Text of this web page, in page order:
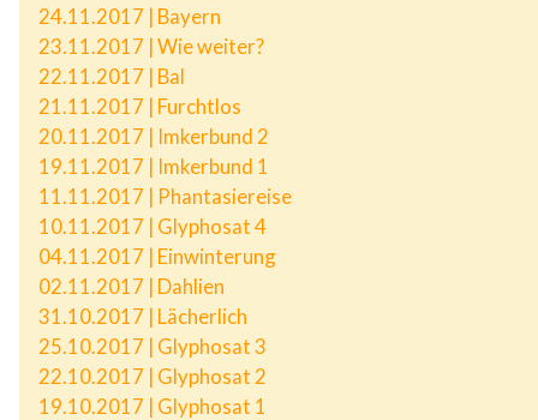
24.11.2017 | Bayern
23.11.2017 | Wie weiter?
22.11.2017 | Bal
21.11.2017 | Furchtlos
20.11.2017 | Imkerbund 2
19.11.2017 | Imkerbund 1
11.11.2017 | Phantasiereise
10.11.2017 | Glyphosat 4
04.11.2017 | Einwinterung
02.11.2017 | Dahlien
31.10.2017 | Lächerlich
25.10.2017 | Glyphosat 3
22.10.2017 | Glyphosat 2
19.10.2017 | Glyphosat 1